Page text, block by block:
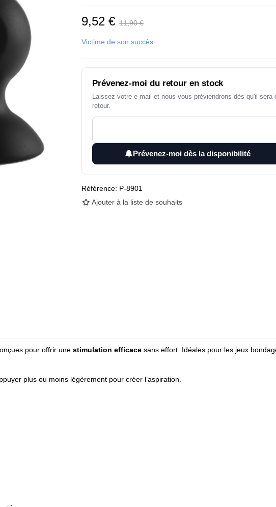
9,52 € 11,90 €
Victime de son succès
Prévenez-moi du retour en stock
Laissez votre e-mail et nous vous préviendrons dès qu'il sera
retour.
Prévenez-moi dès la disponibilité
Référence: P-8901
Ajouter à la liste de souhaits
pour offrir une stimulation efficace sans effort. Idéales pour les jeux
plus ou moins légèrement pour créer l’aspiration.